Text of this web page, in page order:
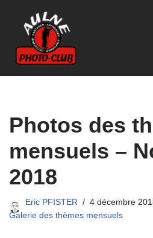
Aller
au
contenu
Photos des
mensuels –
2018
Eric PFISTER
4 décembre
Galerie des thèmes mensuels